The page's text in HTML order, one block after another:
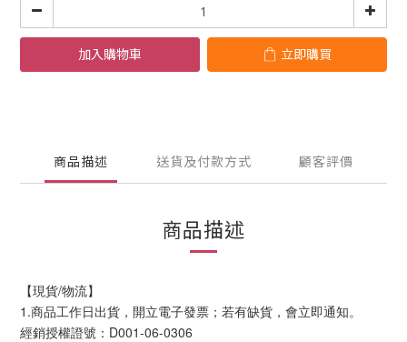
加入購物車 立即購買
商品描述 送貨及付款方式 顧客評價
商品描述
【現貨/物流】
1.商品工作日出貨，開立電子發票；若有缺貨，會立即通知。
經銷授權證號：D001-06-0306